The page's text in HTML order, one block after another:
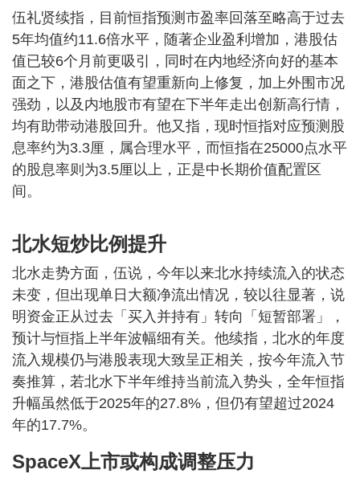
伍礼贤续指，目前恒指预测市盈率回落至略高于过去
5年均值约11.6倍水平，随著企业盈利增加，港股估
值已较6个月前更吸引，同时在内地经济向好的基本
面之下，港股估值有望重新向上修复，加上外围市况
强劲，以及内地股市有望在下半年走出创新高行情，
均有助带动港股回升。他又指，现时恒指对应预测股
息率约为3.3厘，属合理水平，而恒指在25000点水平
的股息率则为3.5厘以上，正是中长期价值配置区
间。
北水短炒比例提升
北水走势方面，伍说，今年以来北水持续流入的状态
未变，但出现单日大额净流出情况，较以往显著，说
明资金正从过去「买入并持有」转向「短暂部署」，
预计与恒指上半年波幅细有关。他续指，北水的年度
流入规模仍与港股表现大致呈正相关，按今年流入节
奏推算，若北水下半年维持当前流入势头，全年恒指
升幅虽然低于2025年的27.8%，但仍有望超过2024
年的17.7%。
SpaceX上市或构成调整压力